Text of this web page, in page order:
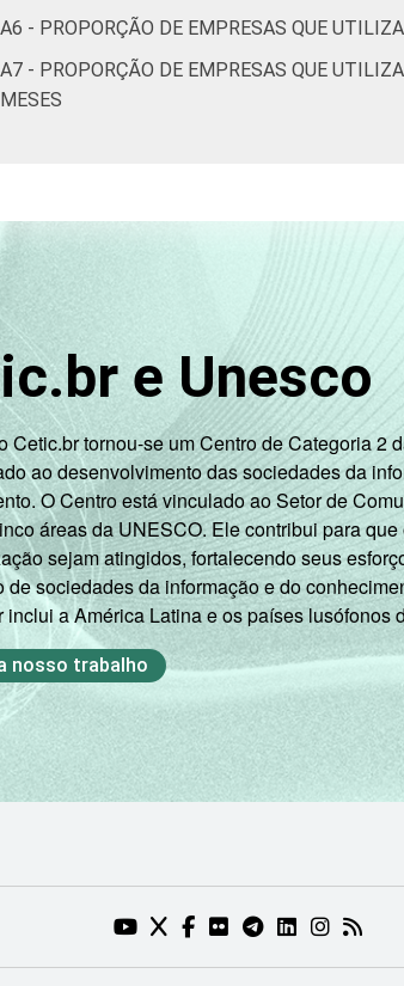
A6 - PROPORÇÃO DE EMPRESAS QUE
A7 - PROPORÇÃO DE EMPRESAS QUE
MESES
e Unesco
Cetic.br tornou-se um Centro de Categoria 2
ao desenvolvimento das sociedades da
O Centro está vinculado ao Setor de
áreas da UNESCO. Ele contribui para
sejam atingidos, fortalecendo seus
de sociedades da informação e do
inclui a América Latina e os países lusófonos
nosso trabalho
YOUTUBE DO NIC.BR (ABRE EM
TWITTER DO NIC.BR (ABRE
FACEBOOK DO NIC.BR
FLICKR DO NIC.BR
TELEGRAM DO
LINKEDIN DO
RSS